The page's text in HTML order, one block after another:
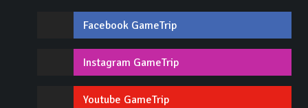
Facebook GameTrip
Instagram GameTrip
Youtube GameTrip